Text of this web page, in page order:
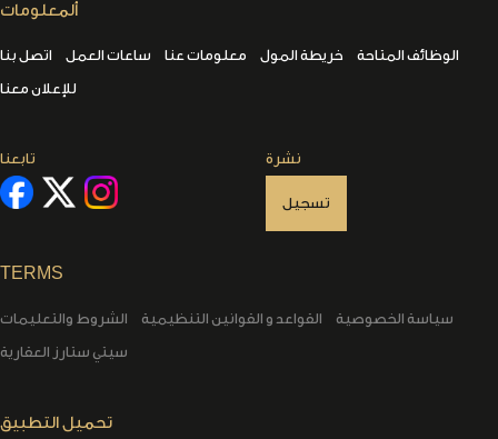
ألمعلومات
اتصل بنا ساعات العمل معلومات عنا خريطة المول
الوظائف المتاحة
للإعلان معنا
تابعنا نشرة
تسجيل
TERMS
الشروط والتعليمات القواعد و القوانين التنظيمية
سياسة الخصوصية
سيتي ستارز العقارية
تحميل التطبيق